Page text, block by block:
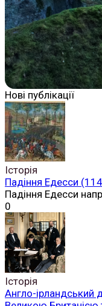
Нові публікації
Історія
Падіння Едесси
Падіння Едесси
0
Історія
Англо-ірландський